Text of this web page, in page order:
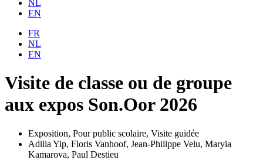
NL
EN
FR
NL
EN
Visite de classe ou de groupe
aux expos Son.Oor 2026
Exposition, Pour public scolaire, Visite guidée
Adilia Yip, Floris Vanhoof, Jean-Philippe Velu, Maryia
Kamarova, Paul Destieu